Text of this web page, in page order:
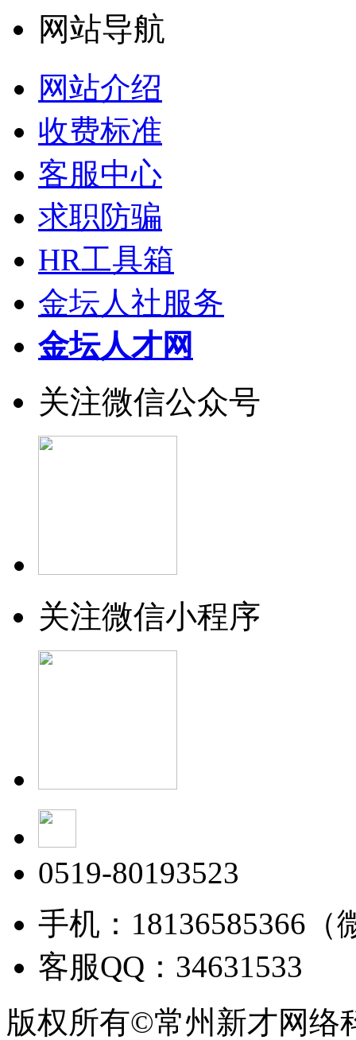
网站导航
网站介绍
收费标准
客服中心
求职防骗
HR工具箱
金坛人社服务
金坛人才网
关注微信公众号
关注微信小程序
0519-80193523
手机：18136585366（
客服QQ：34631533
版权所有©常州新才网络